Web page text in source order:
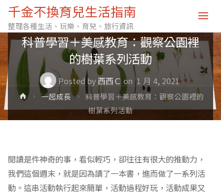
千金不換育兒生活指南
整理各種生活、玩樂、育兒、旅行資訊
科普學習＋美感教育：觀察公園裡
的樹葉系列活動
Posted by 西西Ｃ on 1 月 4, 2021
一起成長 經驗分享
Home一起成長
科普學習＋美感教育：觀察公園裡的
樹葉系列活動
閱讀是件神奇的事，看似輕巧，卻往往有很大的推動力，
我們這個週末，就是因為讀了一本書，進而做了一系列活
動。這串活動執行起來簡單，活動過程好玩，活動成果又